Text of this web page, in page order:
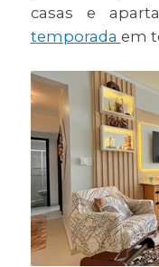
casas e
temporada em